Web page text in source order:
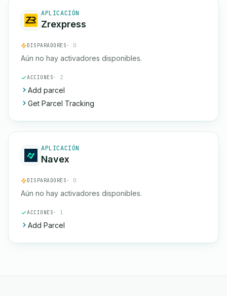
APLICACIÓN
Zrexpress
DISPARADORES · 0
Aún no hay activadores disponibles.
ACCIONES · 2
Add parcel
Get Parcel Tracking
APLICACIÓN
Navex
DISPARADORES · 0
Aún no hay activadores disponibles.
ACCIONES · 1
Add Parcel